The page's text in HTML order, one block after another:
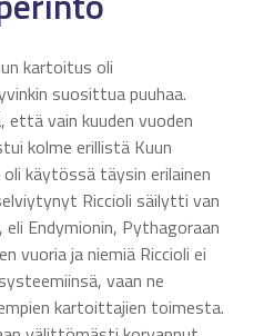
kartoitus oli
suosittua puuhaa.
vain kuuden vuoden
kolme erillistä Kuun
käytössä täysin erilainen
Riccioli säilytti van
Endymionin, Pythagoraan
vuoria ja niemiä Riccioli ei
vaan ne
kartoittajien toimesta.